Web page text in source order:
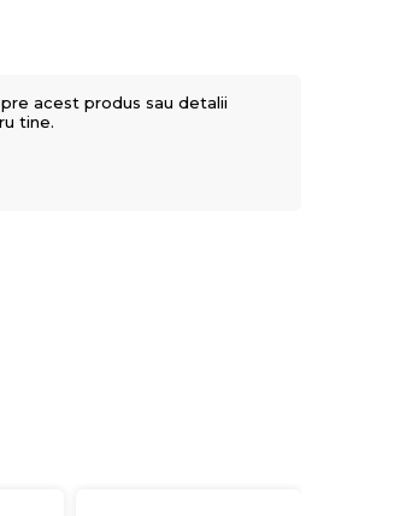
acest produs sau detalii
tine.